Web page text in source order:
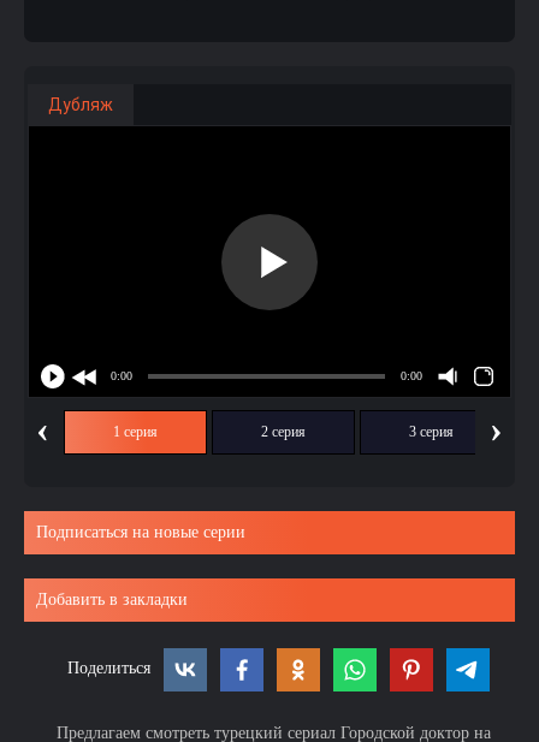
Дубляж
‹ 1 серия 2 серия 3 серия ›
Подписаться на новые серии
Добавить в закладки
Поделиться
Предлагаем смотреть турецкий сериал Городской доктор на